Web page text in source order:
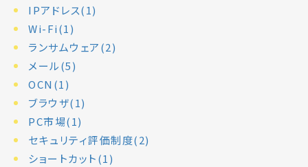
IPアドレス(1)
Wi-Fi(1)
ランサムウェア(2)
メール(5)
OCN(1)
ブラウザ(1)
PC市場(1)
セキュリティ評価制度(2)
ショートカット(1)